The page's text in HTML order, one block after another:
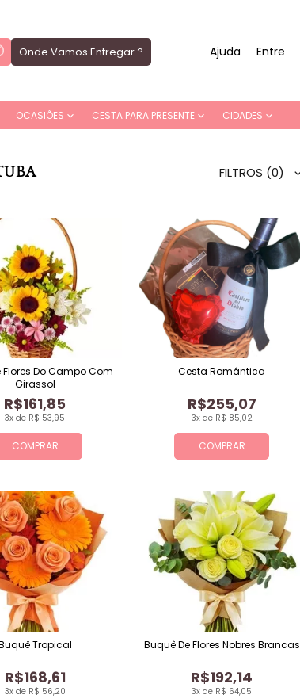
Onde Vamos Entregar ? Entre
Ajuda
OCASIÕES CESTA PARA PRESENTE CIDADES
FILTROS (0)
COMPRAR
3x de R$ 53,95
R$161,85
Flores Do Campo Com
Girassol
COMPRAR
3x de R$ 85,02
R$255,07
Cesta Romântica
3x de R$ 56,20
R$168,61
Tropical
3x de R$ 64,05
R$192,14
Buquê De Flores Nobres Brancas